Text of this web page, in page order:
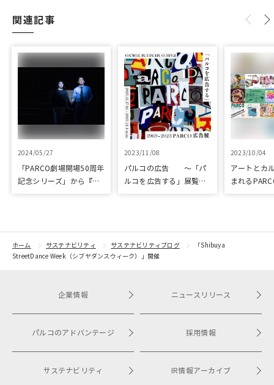
関連記事
2024/05/27
「PARCO劇場開場50周年
記念シリーズ」から『ラ
2023/11/08
パルコの広告 ～「パ
ルコを広告する」展覧会
2023/10/04
アートとカ
まれる
ホーム サステナビリティ サステナビリティブログ
「Shibuya
StreetDance Week（シブヤダンスウィーク）」開催
企業情報
パルコのアドバンテージ
サステナビリティ
ニュースリリース
採用情報
IR情報アーカイブ